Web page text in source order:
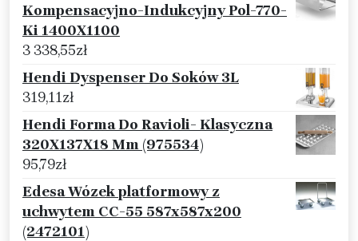
Kompensacyjno-Indukcyjny Pol-770-
Ki 1400X1100
3 338,55zł
Hendi Dyspenser Do Soków 3L
319,11zł
Hendi Forma Do Ravioli- Klasyczna
320X137X18 Mm (975534)
95,79zł
Edesa Wózek platformowy z
uchwytem CC-55 587x587x200
(2472101)